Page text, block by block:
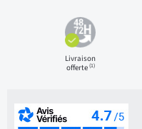
Livraison
offerte(1)